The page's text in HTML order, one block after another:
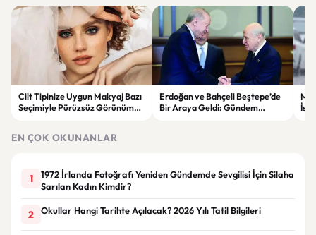
Cilt Tipinize Uygun Makyaj Bazı
Seçimiyle Pürüzsüz Görünümün
Erdoğan ve Bahçeli Beştepe’de
Bir Araya Geldi: Gündem
EN ÇOK OKUNANLAR
1
1972 İrlanda Fotoğrafı Yeniden Gündemde Sevgilisi İçin Silaha
Sarılan Kadın Kimdir?
2 Okullar Hangi Tarihte Açılacak? 2026 Yılı Tatil Bilgileri